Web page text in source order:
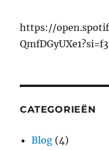
https://
CATEGORIEËN
Blog (4)